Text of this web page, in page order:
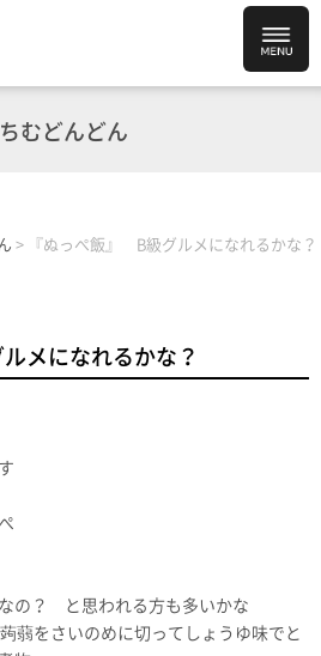
むどんどん
> 『ぬっぺ飯』 B級グルメになれるかな？
メになれるかな？
の？ と思われる方も多いかな
蒻をさいのめに切ってしょうゆ味でと